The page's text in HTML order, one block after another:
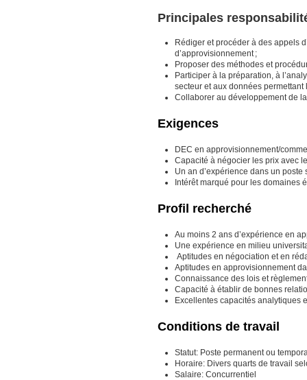
Principales
Rédiger et procéder à des appels
d’approvisionnement ;
Proposer des méthodes et
Participer à la préparation, à
secteur et aux données
Collaborer au développement de
Exigences
DEC en approvisionnement/
Capacité à négocier les prix avec
Un an d’expérience dans un
Intérêt marqué pour les domaines
Profil recherché
Au moins 2 ans d’expérience en
Une expérience en milieu
Aptitudes en négociation et en
Aptitudes en approvisionnement
Connaissance des lois et
Capacité à établir de bonnes
Excellentes capacités analytiques
Conditions de travail
Statut: Poste permanent ou
Horaire: Divers quarts de travail
Salaire: Concurrentiel